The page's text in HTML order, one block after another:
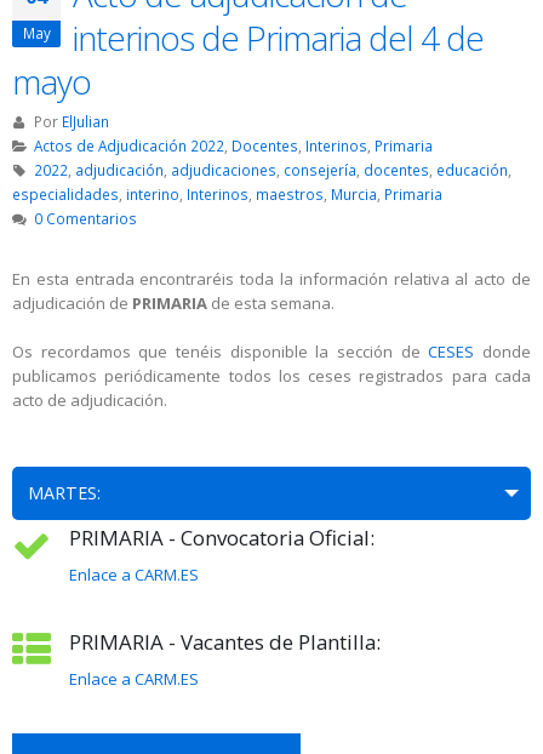
May
interinos de Primaria del 4 de
mayo
Por ElJulian
Actos de Adjudicación 2022 Docentes Interinos Primaria
2022, adjudicación, adjudicaciones, consejería, docentes, educación,
especialidades, interino, Interinos, maestros, Murcia, Primaria
0 Comentarios
En esta entrada encontraréis toda la información relativa al acto de
adjudicación de PRIMARIA de esta semana.
Os recordamos que tenéis disponible la sección deCESES donde
publicamos periódicamente todos los ceses registrados para cada
acto de adjudicación.
MARTES:
PRIMARIA - Convocatoria Oficial:
Enlace a CARM.ES
PRIMARIA - Vacantes de Plantilla:
Enlace a CARM.ES